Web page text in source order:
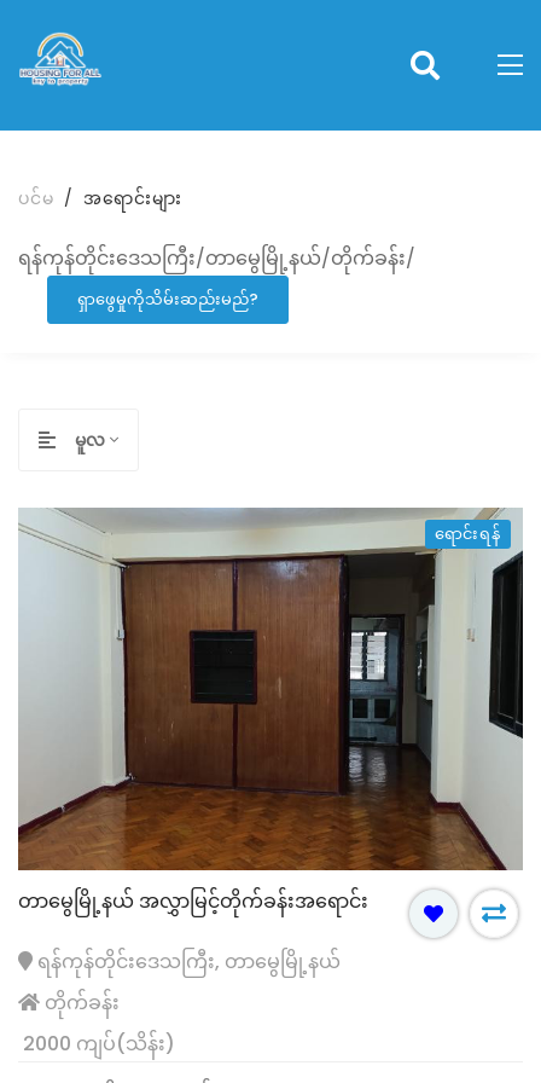
ပင်မ အရောင်းများ
ရန်ကုန်တိုင်းဒေသကြီး/တာမွေမြို့နယ်/တိုက်ခန်း/
ရှာဖွေမှုကိုသိမ်းဆည်းမည်?
မူလ
ရောင်းရန်
တာမွေမြို့နယ် အလွှာမြင့်တိုက်ခန်းအရောင်း
ရန်ကုန်တိုင်းဒေသကြီး, တာမွေမြို့နယ်
တိုက်ခန်း
2000 ကျပ်(သိန်း)